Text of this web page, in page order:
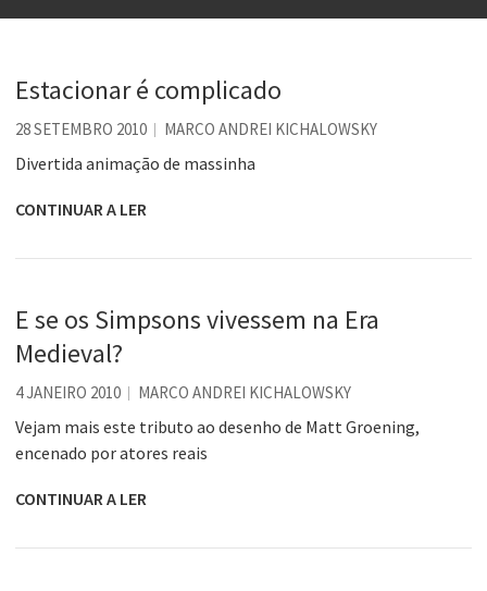
Esse tal de Rock Gaúcho
Os causos de Jorge Luis Borges
Voto obrigatório é correto?
Estacionar é complicado
28 SETEMBRO 2010 MARCO ANDREI KICHALOWSKY
Divertida animação de massinha
CONTINUAR A LER
E se os Simpsons vivessem na Era
Medieval?
4 JANEIRO 2010 MARCO ANDREI KICHALOWSKY
Vejam mais este tributo ao desenho de Matt Groening,
encenado por atores reais
CONTINUAR A LER